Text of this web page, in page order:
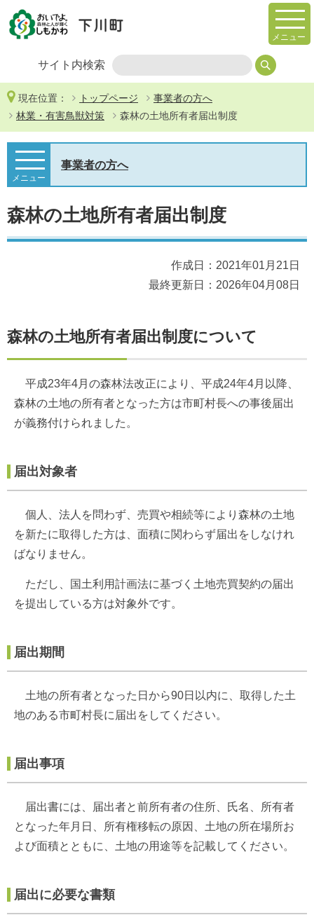
メニュー
サイト内検索
現在位置： トップページ
事業者の方へ
林業・有害鳥獣対策
森林の土地所有者届出制度
森林の土地所有者届出制度
作成日：2021年01月21日
最終更新日：2026年04月08日
森林の土地所有者届出制度について
平成23年4月の森林法改正により、平成24年4月以降、
森林の土地の所有者となった方は市町村長への事後届出
が義務付けられました。
届出対象者
個人、法人を問わず、売買や相続等により森林の土地
を新たに取得した方は、面積に関わらず届出をしなけれ
ばなりません。
ただし、国土利用計画法に基づく土地売買契約の届出
を提出している方は対象外です。
届出期間
土地の所有者となった日から90日以内に、取得した土
地のある市町村長に届出をしてください。
届出事項
届出書には、届出者と前所有者の住所、氏名、所有者
となった年月日、所有権移転の原因、土地の所在場所お
よび面積とともに、土地の用途等を記載してください。
届出に必要な書類
メニュー
事業者の方へ